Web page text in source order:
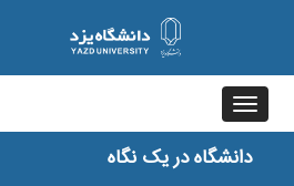
Toggle
navigation
دانشگاه در یک نگاه